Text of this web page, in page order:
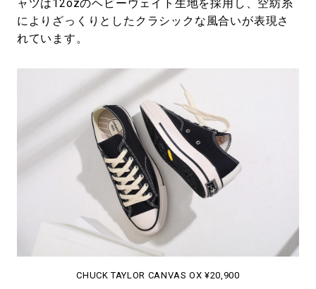
ャツは12ozのヘビーウェイト生地を採用し、空紡糸
によりざっくりとしたクラシックな風合いが表現さ
れています。
CHUCK TAYLOR CANVAS OX ¥20,900